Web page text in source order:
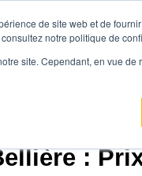
de site web et de
notre politique de
site. Cependant, en vue de
Vendre avec
: Prix